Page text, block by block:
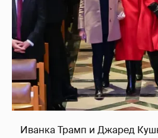
Иванка Трамп и Джаред